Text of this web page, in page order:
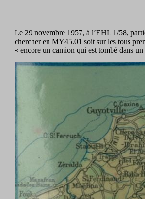
Le 29 novembre 1957, à l’EHL 1/58,
chercher en MY45.01 soit sur les tous
« encore un camion qui est tombé dans